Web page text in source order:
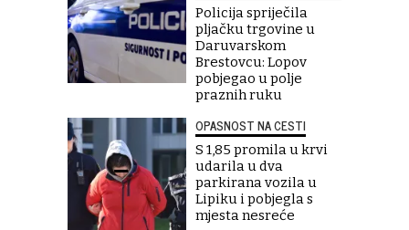
Policija spriječila
pljačku trgovine u
Daruvarskom
Brestovcu: Lopov
pobjegao u polje
praznih ruku
OPASNOST NA CESTI
S 1,85 promila u krvi
udarila u dva
parkirana vozila u
Lipiku i pobjegla s
mjesta nesreće